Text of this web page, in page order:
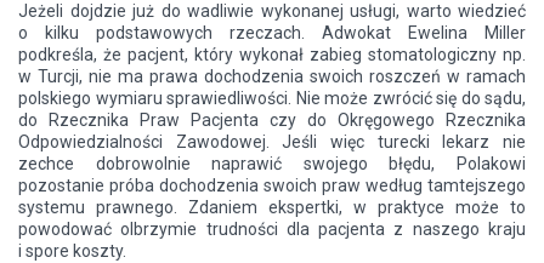
Jeżeli dojdzie już do wadliwie wykonanej usługi, warto wiedzieć
o kilku podstawowych rzeczach. Adwokat Ewelina Miller
podkreśla, że pacjent, który wykonał zabieg stomatologiczny np.
w Turcji, nie ma prawa dochodzenia swoich roszczeń w ramach
polskiego wymiaru sprawiedliwości. Nie może zwrócić się do sądu,
do Rzecznika Praw Pacjenta czy do Okręgowego Rzecznika
Odpowiedzialności Zawodowej. Jeśli więc turecki lekarz nie
zechce dobrowolnie naprawić swojego błędu, Polakowi
pozostanie próba dochodzenia swoich praw według tamtejszego
systemu prawnego. Zdaniem ekspertki, w praktyce może to
powodować olbrzymie trudności dla pacjenta z naszego kraju
i spore koszty.